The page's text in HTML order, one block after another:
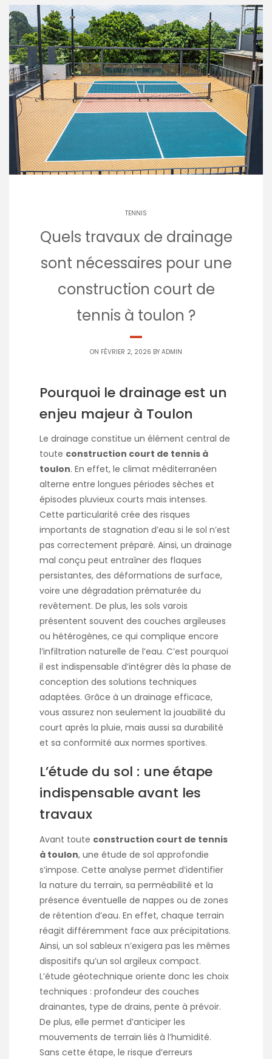
TENNIS
Quels travaux de drainage
sont nécessaires pour une
construction court de
tennis à toulon ?
ON FÉVRIER 2, 2026 BY ADMIN
Pourquoi le drainage est un
enjeu majeur à Toulon
Le drainage constitue un élément central de
toute construction court de tennis à
toulon. En effet, le climat méditerranéen
alterne entre longues périodes sèches et
épisodes pluvieux courts mais intenses.
Cette particularité crée des risques
importants de stagnation d’eau si le sol n’est
pas correctement préparé. Ainsi, un drainage
mal conçu peut entraîner des flaques
persistantes, des déformations de surface,
voire une dégradation prématurée du
revêtement. De plus, les sols varois
présentent souvent des couches argileuses
ou hétérogènes, ce qui complique encore
l’infiltration naturelle de l’eau. C’est pourquoi
il est indispensable d’intégrer dès la phase de
conception des solutions techniques
adaptées. Grâce à un drainage efficace,
vous assurez non seulement la jouabilité du
court après la pluie, mais aussi sa durabilité
et sa conformité aux normes sportives.
L’étude du sol : une étape
indispensable avant les
travaux
Avant toute construction court de tennis
à toulon, une étude de sol approfondie
s’impose. Cette analyse permet d’identifier
la nature du terrain, sa perméabilité et la
présence éventuelle de nappes ou de zones
de rétention d’eau. En effet, chaque terrain
réagit différemment face aux précipitations.
Ainsi, un sol sableux n’exigera pas les mêmes
dispositifs qu’un sol argileux compact.
L’étude géotechnique oriente donc les choix
techniques : profondeur des couches
drainantes, type de drains, pente à prévoir.
De plus, elle permet d’anticiper les
mouvements de terrain liés à l’humidité.
Sans cette étape, le risque d’erreurs